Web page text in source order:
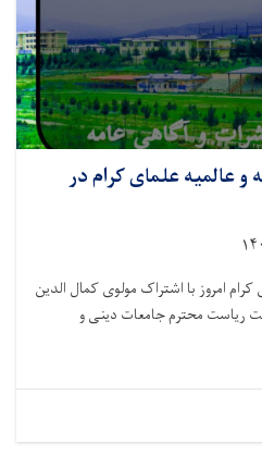
عالمیه علمای کرام در
امروز با اشتراک مولوی کمال الدین
محترم جامعات دینی و